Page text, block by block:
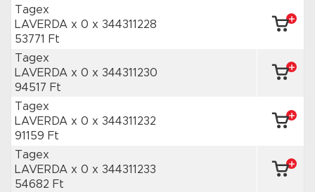
Tagex
LAVERDA x 0 x 344311228
53771 Ft
Tagex
LAVERDA x 0 x 344311230
94517 Ft
Tagex
LAVERDA x 0 x 344311232
91159 Ft
Tagex
LAVERDA x 0 x 344311233
54682 Ft